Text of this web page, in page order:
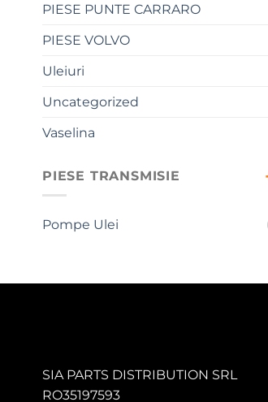
PIESE PUNTE CARRARO
PIESE VOLVO
Uleiuri
Uncategorized
Vaselina
PIESE TRANSMISIE
Pompe Ulei
SIA PARTS DISTRIBUTION SRL
RO35197593